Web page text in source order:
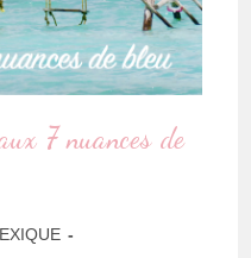
7 nuances de